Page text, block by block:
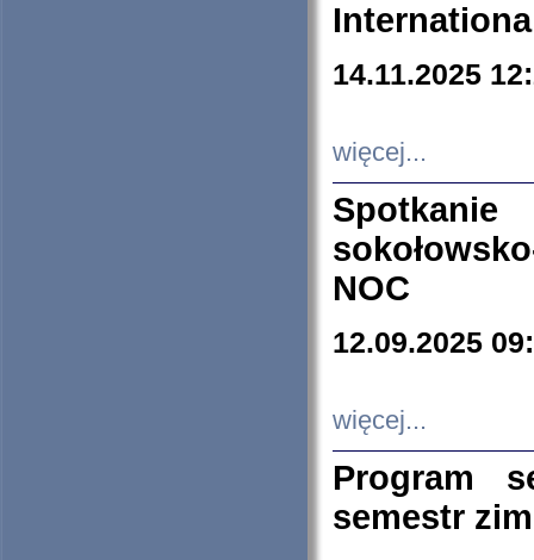
14.11.2025
więcej...
NOC
12.09.2025
więcej...
Program
semestr